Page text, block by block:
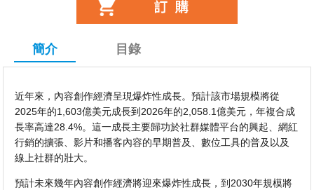
簡介 目錄
近年來，內容創作經濟呈現爆炸性成長。預計該市場規模將從
2025年的1,603億美元成長到2026年的2,058.1億美元，年複合成
長率高達28.4%。這一成長主要歸功於社群媒體平台的興起、網紅
行銷的擴張、影片和播客內容的早期普及、數位工具的普及以及
線上社群的壯大。
預計未來幾年內容創作經濟將迎來爆炸性成長，到2030年規模將